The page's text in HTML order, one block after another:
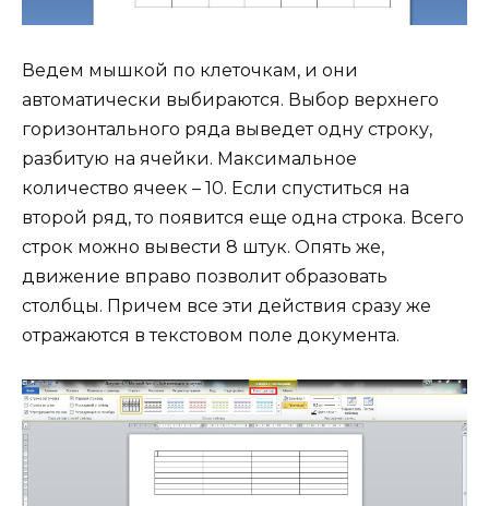
Ведем мышкой по клеточкам, и они
автоматически выбираются. Выбор верхнего
горизонтального ряда выведет одну строку,
разбитую на ячейки. Максимальное
количество ячеек – 10. Если спуститься на
второй ряд, то появится еще одна строка. Всего
строк можно вывести 8 штук. Опять же,
движение вправо позволит образовать
столбцы. Причем все эти действия сразу же
отражаются в текстовом поле документа.